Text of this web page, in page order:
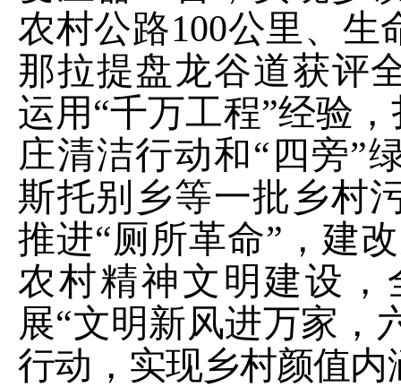
农村公路100公里、生
那拉提盘龙谷道获评
运用“千万工程”经验 ，
庄清洁行动和“ 四旁”
斯托别乡等一批乡村
推进“厕所革命”，建
农村精神文明建设
展“文明新风进万家，
行动，实现乡村颜值内